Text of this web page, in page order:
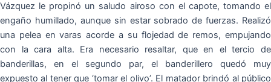
Vázquez le propinó un saludo airoso con el capote, tomando el
engaño humillado, aunque sin estar sobrado de fuerzas. Realizó
una pelea en varas acorde a su flojedad de remos, empujando
con la cara alta. Era necesario resaltar, que en el tercio de
banderillas, en el segundo par, el banderillero quedó muy
expuesto al tener que ‘tomar el olivo’. El matador brindó al público